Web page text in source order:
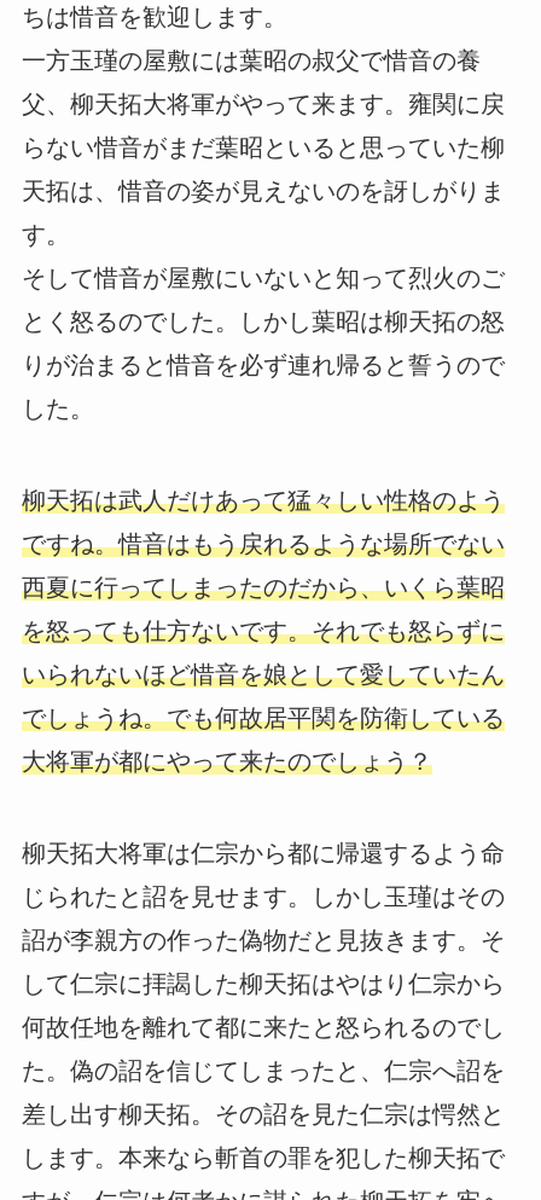
ちは惜音を歓迎します。
一方玉瑾の屋敷には葉昭の叔父で惜音の養
父、柳天拓大将軍がやって来ます。雍関に戻
らない惜音がまだ葉昭といると思っていた柳
天拓は、惜音の姿が見えないのを訝しがりま
す。
そして惜音が屋敷にいないと知って烈火のご
とく怒るのでした。しかし葉昭は柳天拓の怒
りが治まると惜音を必ず連れ帰ると誓うので
した。
柳天拓は武人だけあって猛々しい性格のよう
ですね。惜音はもう戻れるような場所でない
西夏に行ってしまったのだから、いくら葉昭
を怒っても仕方ないです。それでも怒らずに
いられないほど惜音を娘として愛していたん
でしょうね。でも何故居平関を防衛している
大将軍が都にやって来たのでしょう？
柳天拓大将軍は仁宗から都に帰還するよう命
じられたと詔を見せます。しかし玉瑾はその
詔が李親方の作った偽物だと見抜きます。そ
して仁宗に拝謁した柳天拓はやはり仁宗から
何故任地を離れて都に来たと怒られるのでし
た。偽の詔を信じてしまったと、仁宗へ詔を
差し出す柳天拓。その詔を見た仁宗は愕然と
します。本来なら斬首の罪を犯した柳天拓で